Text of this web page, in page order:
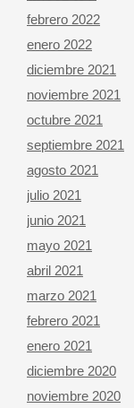
febrero 2022
enero 2022
diciembre 2021
noviembre 2021
octubre 2021
septiembre 2021
agosto 2021
julio 2021
junio 2021
mayo 2021
abril 2021
marzo 2021
febrero 2021
enero 2021
diciembre 2020
noviembre 2020